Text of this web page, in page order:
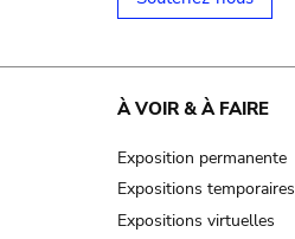
À VOIR & À FAIRE
Exposition permanente
Expositions temporaires
Expositions virtuelles